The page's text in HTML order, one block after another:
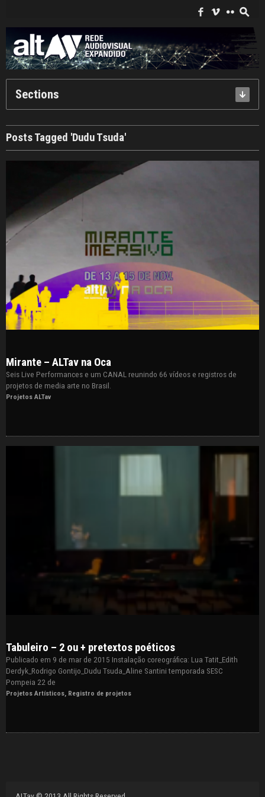
f i c s
Sections
Posts Tagged 'Dudu Tsuda'
Mirante – ALTav na Oca
Seis Live Performances e um CANAL reunindo 66 vídeos e registros de
projetos de media arte no Brasil.
Projetos ALTav
Tabuleiro – 2 ou + pretextos poéticos
Publicado em 9 de mar de 2015 Instalação coreográfica: Lua Tatit_Edith
Derdyk_Rodrigo Gontijo_Dudu Tsuda_Aline Santini temporada SESC
Pompeia 22 de
Projetos Artísticos, Registro de projetos